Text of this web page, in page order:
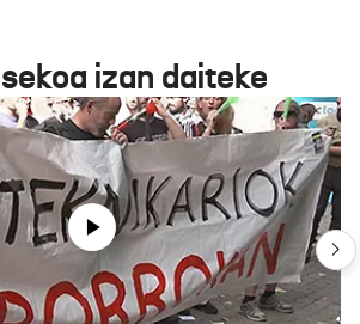
izan daiteke